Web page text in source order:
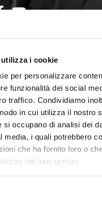
i cookie
per personalizzare
funzionalità dei social
traffico. Condividiamo
in cui utilizza il nostro
si occupano di analisi dei
media, i quali potrebbero
che ha fornito loro o
dei loro servizi.